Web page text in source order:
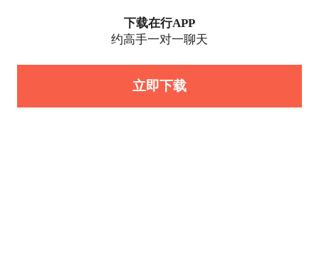
下载在行APP
约高手一对一聊天
立即下载